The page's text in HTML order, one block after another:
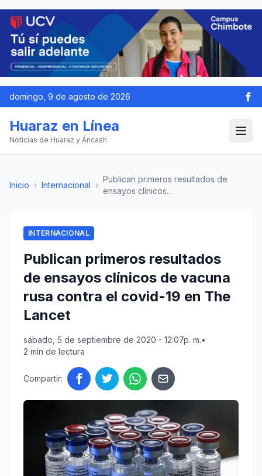
domingo, 9 de agosto de 2026
Huaraz en Línea
Noticias de Huaraz y Áncash
Inicio › Internacional ›
Publican primeros resultados de
ensayos clínicos...
INTERNACIONAL
Publican primeros resultados
de ensayos clínicos de vacuna
rusa contra el covid-19 en The
Lancet
sábado, 5 de septiembre de 2020 - 12:07p. m.•
2 min de lectura
Compartir: